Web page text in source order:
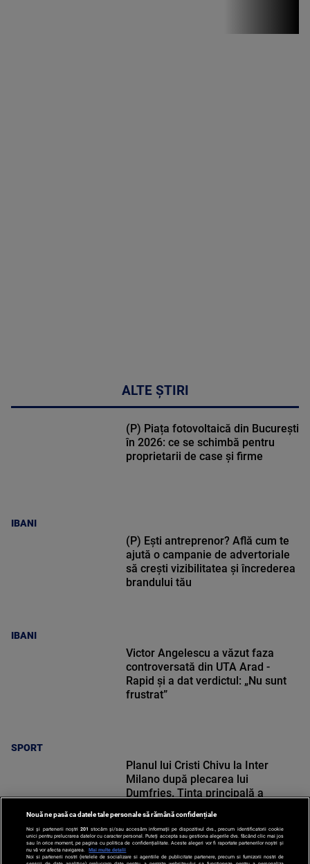
ALTE ȘTIRI
IBANI
(P) Piața fotovoltaică din București
în 2026: ce se schimbă pentru
proprietarii de case și firme
IBANI
(P) Ești antreprenor? Află cum te
ajută o campanie de advertoriale
să crești vizibilitatea și încrederea
brandului tău
SPORT
Victor Angelescu a văzut faza
controversată din UTA Arad -
Rapid și a dat verdictul: „Nu sunt
frustrat”
SPORT
Planul lui Cristi Chivu la Inter
Milano după plecarea lui
Dumfries. Ținta principală a
Nouă ne pasă ca datele tale personale să rămână confidențiale
Noi și partenerii noștri 201 stocăm și/sau accesăm informații pe dispozitivul dvs., precum identificatorii cookie
unici pentru prelucrarea datelor cu caracter personal. Puteți accepta sau gestiona alegerile dvs. făcând clic mai jos
sau în orice moment, pe pagina cu politica de confidențialitate. Aceste alegeri vor fi raportate partenerilor noștri și
nu vă vor afecta navigarea.
Mai multe detalii
Noi si partenerii nostri (retelele de socializare si agentiile de publicitate partenere, precum si furnizorii nostri de